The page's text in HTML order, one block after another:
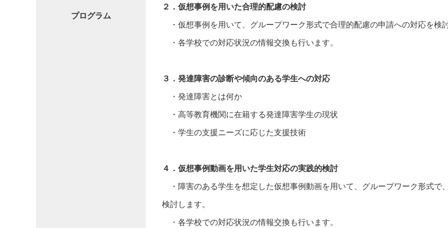
プログラム
２．仮想事例を用いた合理的配慮の検討
・仮想事例を用いて、グループワーク形式で合理的配慮の申請への対応を検討
・各学校での対応状況の情報交換も行います。
３．発達障害の診断や傾向のある学生への対応
・発達障害とは何か
・高等教育機関に在籍する発達障害学生の現状
・学生の支援ニーズに応じた支援技術
４．仮想事例動画を用いた学生対応の実践的検討
・障害のある学生を想定した仮想事例動画を用いて、グループワーク形式で
検討します。
・各学校での対応状況の情報交換も行います。